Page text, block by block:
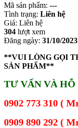
Mã sản phẩm: ---
Tình trạng: Liên hệ
Giá: Liên hệ
304 lượt xem
Đăng ngày: 31/10/2023
**VUI LÒNG GỌI
SẢN PHẨM**
TƯ VẤN VÀ
0902 773 310 (
0909 890 292 (